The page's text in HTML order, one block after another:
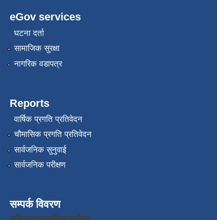
eGov services
घटना दर्ता
सामाजिक सुरक्षा
नागरिक वडापत्र
Reports
वार्षिक प्रगति प्रतिवेदन
चौमासिक प्रगति प्रतिवेदन
सार्वजनिक सुनुवाई
सार्वजनिक परीक्षण
सम्पर्क विवरण
पाल्हिनन्दन गाउपालिका कार्यालय